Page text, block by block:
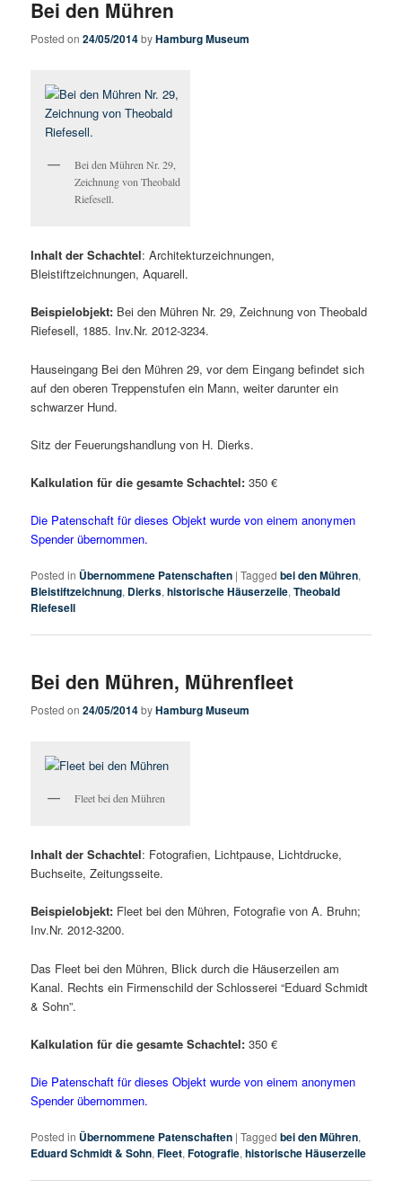
Bei den Mühren
Posted on24/05/2014byHamburg Museum
Bei den Mühren Nr. 29,
Zeichnung von Theobald
Riefesell.
Inhalt der Schachtel: Architekturzeichnungen,
Bleistiftzeichnungen, Aquarell.
Beispielobjekt: Bei den Mühren Nr. 29, Zeichnung von Theobald
Riefesell, 1885. Inv.Nr. 2012-3234.
Hauseingang Bei den Mühren 29, vor dem Eingang befindet sich
auf den oberen Treppenstufen ein Mann, weiter darunter ein
schwarzer Hund.
Sitz der Feuerungshandlung von H. Dierks.
Kalkulation für die gesamte Schachtel: 350 €
Die Patenschaft für dieses Objekt wurde von einem anonymen
Spender übernommen.
Posted in Übernommene Patenschaften |Tagged bei den Mühren,
Bleistiftzeichnung, Dierks,historische Häuserzeile,Theobald
Riefesell
Bei den Mühren, Mührenfleet
Posted on24/05/2014byHamburg Museum
Fleet bei den Mühren
Inhalt der Schachtel: Fotografien, Lichtpause, Lichtdrucke,
Buchseite, Zeitungsseite.
Beispielobjekt: Fleet bei den Mühren, Fotografie von A. Bruhn;
Inv.Nr. 2012-3200.
Das Fleet bei den Mühren, Blick durch die Häuserzeilen am
Kanal. Rechts ein Firmenschild der Schlosserei “Eduard Schmidt
& Sohn”.
Kalkulation für die gesamte Schachtel: 350 €
Die Patenschaft für dieses Objekt wurde von einem anonymen
Spender übernommen.
Posted in Übernommene Patenschaften |Tagged bei den Mühren,
Eduard Schmidt & Sohn,Fleet,Fotografie,historische Häuserzeile